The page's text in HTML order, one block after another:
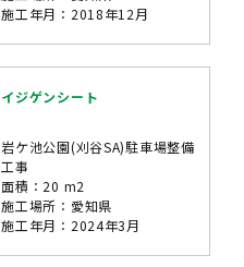
施工年月：2018年12月
イジゲンシート
岩ケ池公園(刈谷SA)駐車場整備
工事
面積：20 m2
施工場所：愛知県
施工年月：2024年3月